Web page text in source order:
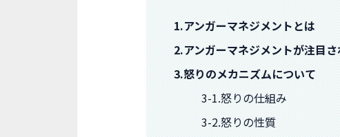
1.アンガーマネジメントとは
2.アンガーマネジメントが注目
3.怒りのメカニズムについて
3-1.怒りの仕組み
3-2.怒りの性質